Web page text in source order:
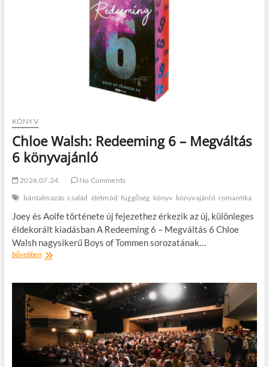
KÖNYV
Chloe Walsh: Redeeming 6 – Megváltás
6 könyvajánló
2026.07.24.
No Comments
bántalmazás család életmód függőség könyv könyvajánló romantika
Joey és Aoife története új fejezethez érkezik az új, különleges
éldekorált kiadásban A Redeeming 6 – Megváltás 6 Chloe
Walsh nagysikerű Boys of Tommen sorozatának…
bővebbenChloe
–
Megváltás
6
könyvajánló